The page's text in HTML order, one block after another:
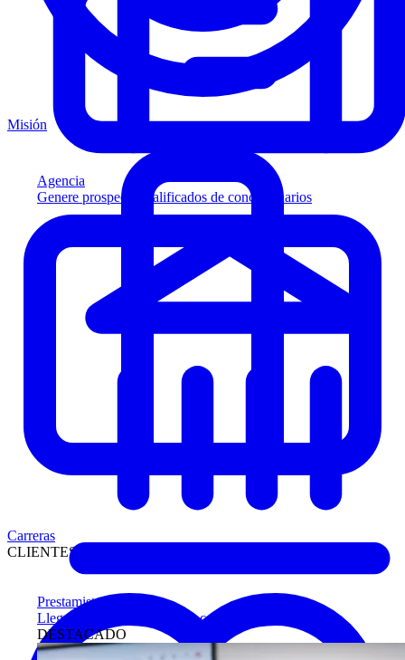
Agencia
Genere prospectos calificados de concesionarios
Prestamistas
Llegue antes a compradores calificados
DESTACADO
Misión
Carreras
CLIENTES